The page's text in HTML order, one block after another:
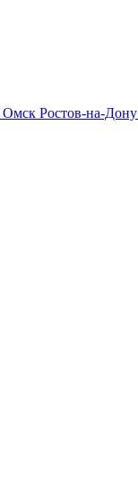
Омск Ростов-на-Дону